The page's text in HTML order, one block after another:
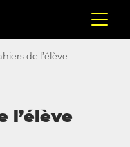
de l’élève
l’élève